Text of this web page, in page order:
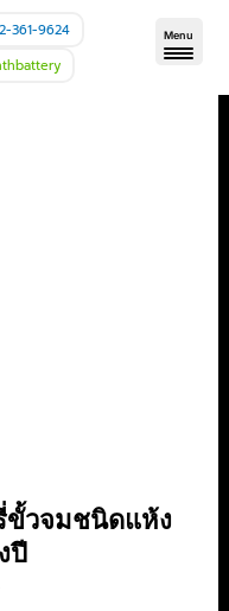
Menu
361-9624
ขั้วจมชนิดแห้ง
ปี